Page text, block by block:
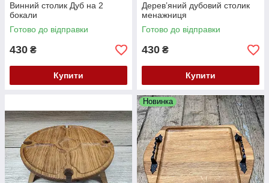
Винний столик Дуб на 2
бокали
Готово до відправки
430 ₴
Купити
Дерев’яний дубовий столик
менажниця
Готово до відправки
430 ₴
Купити
Новинка